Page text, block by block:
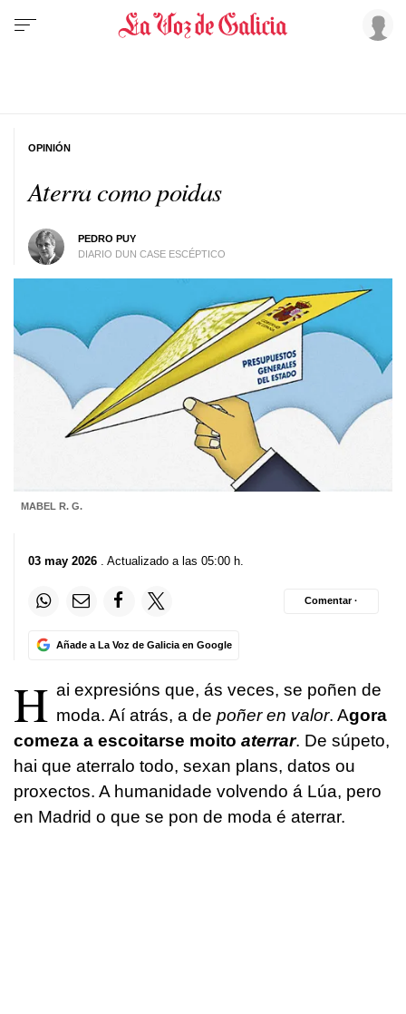
Aterra como poidas
PEDRO PUY
DIARIO DUN CASE ESCÉPTICO
OPINIÓN
MABEL R. G.
03 may 2026 . Actualizado a las 05:00 h.
Añade a La Voz de Galicia en Google
Comentar ·
H ai expresións que, ás veces, se poñen de
moda. Aí atrás, a de poñer en valor. Agora
comeza a escoitarse moito aterrar. De súpeto,
hai que aterralo todo, sexan plans, datos ou
proxectos. A humanidade volvendo á Lúa, pero
en Madrid o que se pon de moda é aterrar.